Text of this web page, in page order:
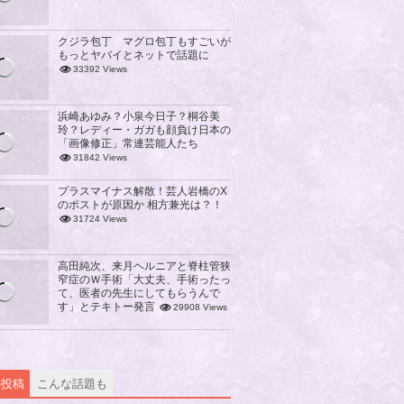
クジラ包丁 マグロ包丁もすごいが
もっとヤバイとネットで話題に
33392 Views
浜崎あゆみ？小泉今日子？桐谷美
玲？レディー・ガガも顔負け日本の
「画像修正」常連芸能人たち
31842 Views
プラスマイナス解散！芸人岩橋のX
のポストが原因か 相方兼光は？！
31724 Views
高田純次、来月ヘルニアと脊柱管狭
窄症のＷ手術「大丈夫、手術ったっ
て、医者の先生にしてもらうんで
す」とテキトー発言
29908 Views
稿 こんな話題も